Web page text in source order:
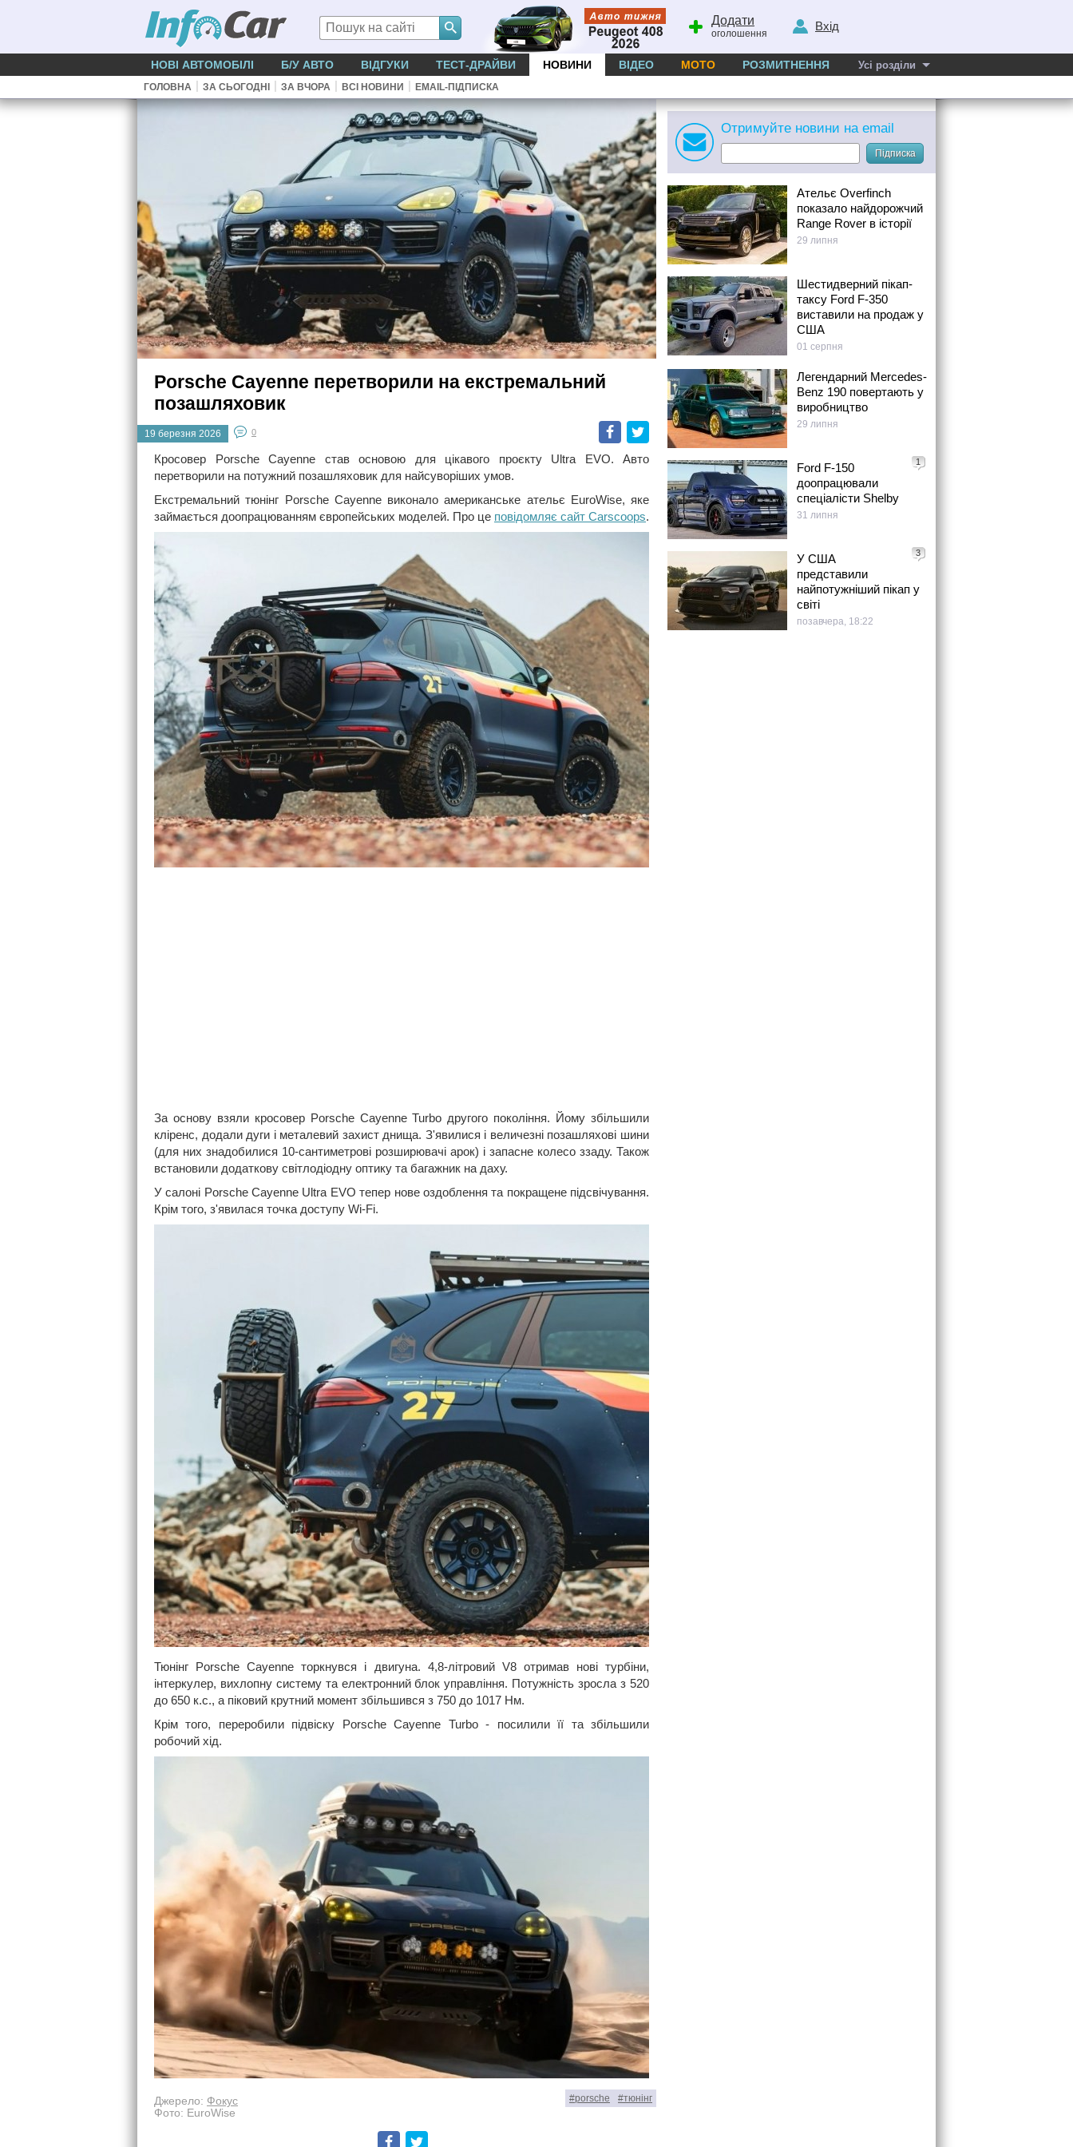
Додати
оголошення
Вхід
НОВІ АВТОМОБІЛІ Б/У АВТО ВІДГУКИ ТЕСТ-ДРАЙВИ НОВИНИ ВІДЕО МОТО РОЗМИТНЕННЯ Усі розділи
ГОЛОВНА | ЗА СЬОГОДНІ | ЗА ВЧОРА | ВСІ НОВИНИ | EMAIL-ПІДПИСКА
Porsche Cayenne перетворили на екстремальний
позашляховик
Facebook
Twitter
19 березня 2026 0
Кросовер Porsche Cayenne став основою для цікавого проєкту Ultra EVO. Авто
перетворили на потужний позашляховик для найсуворіших умов.
Екстремальний тюнінг Porsche Cayenne виконало американське ательє EuroWise, яке
займається доопрацюванням європейських моделей. Про це повідомляє сайт Carscoops.
За основу взяли кросовер Porsche Cayenne Turbo другого покоління. Йому збільшили
кліренс, додали дуги і металевий захист днища. З'явилися і величезні позашляхові шини
(для них знадобилися 10-сантиметрові розширювачі арок) і запасне колесо ззаду. Також
встановили додаткову світлодіодну оптику та багажник на даху.
У салоні Porsche Cayenne Ultra EVO тепер нове оздоблення та покращене підсвічування.
Крім того, з'явилася точка доступу Wi-Fi.
Тюнінг Porsche Cayenne торкнувся і двигуна. 4,8-літровий V8 отримав нові турбіни,
інтеркулер, вихлопну систему та електронний блок управління. Потужність зросла з 520
до 650 к.с., а піковий крутний момент збільшився з 750 до 1017 Нм.
Крім того, переробили підвіску Porsche Cayenne Turbo - посилили її та збільшили
робочий хід.
#porsche #тюнінг
Джерело: Фокус
Фото: EuroWise
Facebook
Отримуйте новини на email
Підписка
Ательє Overfinch
показало найдорожчий
Range Rover в історії
29 липня
Шестидверний пікап-
таксу Ford F-350
виставили на продаж у
США
01 серпня
Легендарний Mercedes-
Benz 190 повертають у
виробництво
29 липня
1
Ford F-150
доопрацювали
спеціалісти Shelby
31 липня
3
У США
представили
найпотужніший пікап у
світі
позавчера, 18:22